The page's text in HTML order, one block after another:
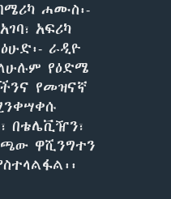
ሐሙስ፡-
አፍሪካ
ራዲዮ
የዕድሜ
የመዝናኛ
በቴሌቪዥን፣
ዋሺንግተን